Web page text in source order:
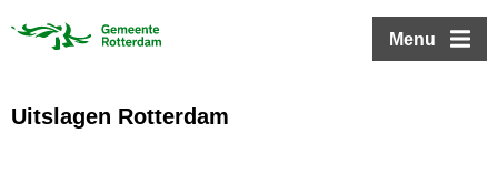
Menu
Uitslagen Rotterdam